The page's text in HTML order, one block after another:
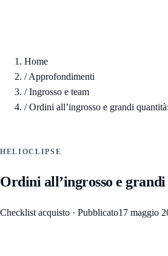
Home
/Approfondimenti
/Ingrosso e team
/Ordini all’ingrosso e grandi
HELIOCLIPSE
Ordini all’ingrosso e
Checklist acquisto · Pubblicato17 maggio